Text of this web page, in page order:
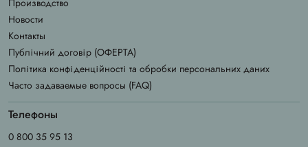
Производство
Новости
Контакты
Публічний договір (ОФЕРТА)
Політика конфіденційності та обробки персональних даних
Часто задаваемые вопросы (FAQ)
Телефоны
0 800 35 95 13